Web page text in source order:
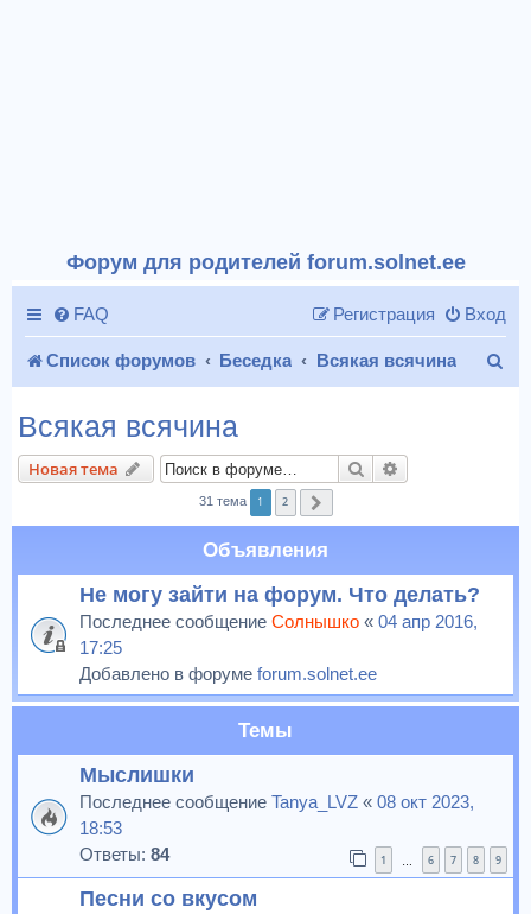
Форум для родителей forum.solnet.ee
FAQ Вход
Регистрация
Список форумов Беседка Всякая всячина
Всякая всячина
Новая тема Поиск
31 тема 1 2
Объявления
Не могу зайти на форум. Что делать?
Последнее сообщение Солнышко « 04 апр 2016,
17:25
Добавлено в форуме forum.solnet.ee
Темы
Мыслишки
Последнее сообщение Tanya_LVZ « 08 окт 2023,
18:53
Ответы: 84 1 6 7 8 9
Песни со вкусом